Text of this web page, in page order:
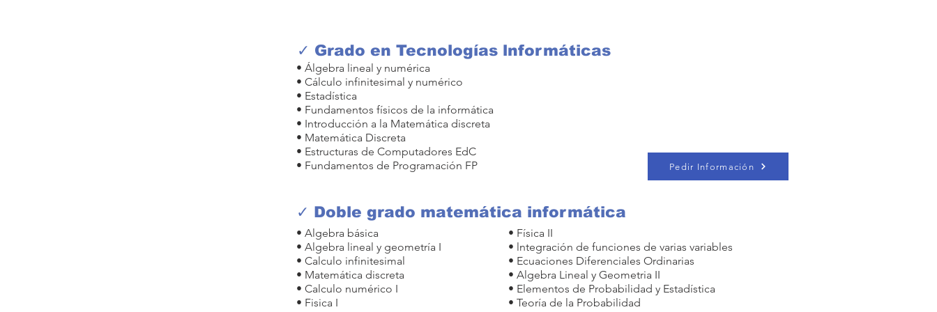
✓ Grado en Tecnologías lnformáticas
• Álgebra lineal y numérica
• Cálculo infinitesimal y numérico
• Estadística
• Fundamentos físicos de la informática
• Introducción a la Matemática discreta
• Matemática Discreta
• Estructuras de Computadores EdC
• Fundamentos de Programación FP
Pedir Información
✓ Doble grado matemática informática
• Algebra básica
• Algebra lineal y geometría I
• Calculo infinitesimal
• Matemática discreta
• Calculo numérico I
• Fisica I
• Física II
• lntegración de funciones de varias variables
• Ecuaciones Diferenciales Ordinarias
• Algebra Lineal y Geometria II
• Elementos de Probabilidad y Estadística
• Teoría de la Probabilidad